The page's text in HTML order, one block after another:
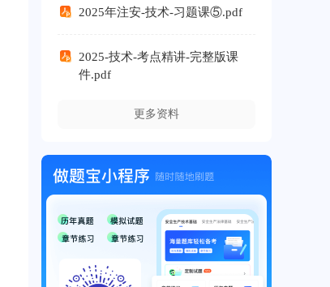
安全工程师其他安全
2025年注安-技术-习题课⑤.pdf
2025-技术-考点精讲-完整版课
件.pdf
更多资料